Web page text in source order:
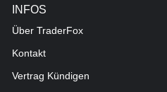
INFOS
Über TraderFox
Kontakt
Vertrag Kündigen